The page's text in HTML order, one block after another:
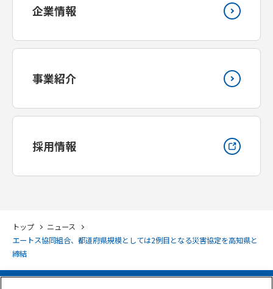
企業情報
事業紹介
採用情報
トップ
ニュース
エートス協同組合、都道府県規模としては2例目となる災害協定を高知県と
締結